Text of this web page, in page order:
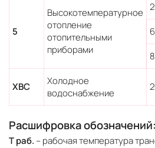
5
Высокотемпературное
отопление
отопительными
приборами
ХВС
Холодное
водоснабжение
Расшифровка обозначений:
Т раб. – рабочая температура